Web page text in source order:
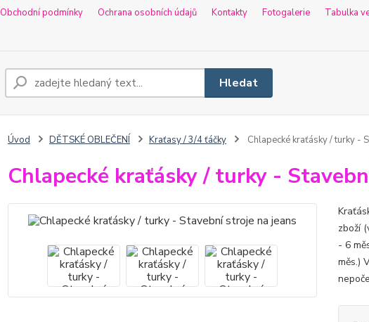
Obchodní podmínky Ochrana osobních údajů Kontakty Fotogalerie
Tabulka
Hledat
Úvod DĚTSKÉ OBLEČENÍ Kraťasy / 3/4 ťáčky Chlapecké kraťásky / turky -
Chlapecké kraťásky / turky -
zboží
- 6
měs.)